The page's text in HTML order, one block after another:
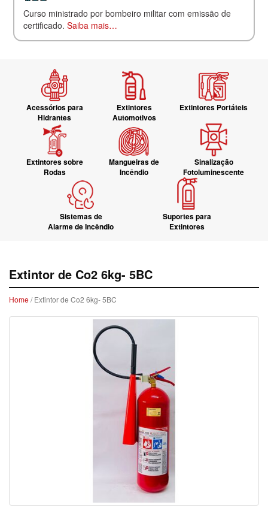
Curso ministrado por bombeiro militar com emissão de
certificado.Saiba mais…
Acessórios para
Hidrantes
Extintores
Automotivos
Extintores Portáteis
Extintores sobre
Rodas
Mangueiras de
Incêndio
Sinalização
Fotoluminescente
Sistemas de
Alarme de Incêndio
Suportes para
Extintores
Extintor de Co2 6kg- 5BC
Home/ Extintor de Co2 6kg- 5BC